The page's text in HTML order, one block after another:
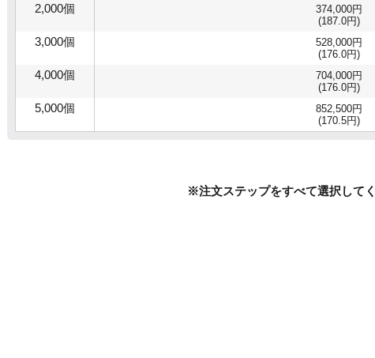
2,000個
374,000円
(187.0円)
3,000個
528,000円
(176.0円)
4,000個
704,000円
(176.0円)
5,000個
852,500円
(170.5円)
※注文ステップをすべて選択して